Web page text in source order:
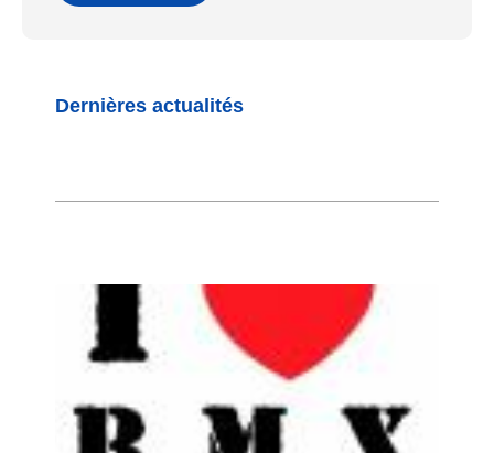
Dernières actualités